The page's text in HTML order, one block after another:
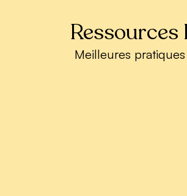
Ressources
Meilleures